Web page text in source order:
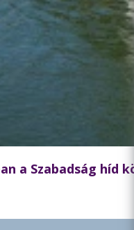
a Szabadság híd